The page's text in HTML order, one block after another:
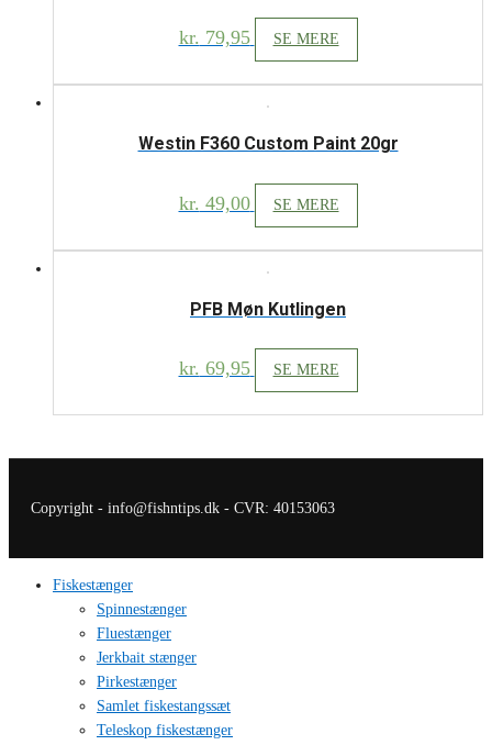
kr. 79,95 SE MERE
Westin F360 Custom Paint 20gr
kr. 49,00 SE MERE
PFB Møn Kutlingen
kr. 69,95 SE MERE
Copyright - info@fishntips.dk - CVR: 40153063
Fiskestænger
Spinnestænger
Fluestænger
Jerkbait stænger
Pirkestænger
Samlet fiskestangssæt
Teleskop fiskestænger